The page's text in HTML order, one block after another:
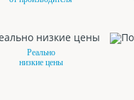
Реально
низкие цены